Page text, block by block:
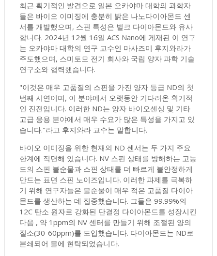
최근 획기적인 발견으로 일본 오카야마 대학의 과학자
들은 바이오 이미징에 충분히 밝은 나노다이아몬드 센
서를 개발했으며, 스핀 특성은 벌크 다이아몬드와 유사
합니다. 2024년 12월 16일 ACS Nano에 게재된 이 연구
는 오카야마 대학의 연구 교수인 마사즈미 후지와라가
주도했으며, 스미토모 전기 회사와 국립 양자 과학 기술
연구소와 협력했습니다.
"이것은 매우 고품질의 스핀을 가진 양자 등급 ND의 첫
번째 시연이며, 이 분야에서 오랫동안 기다려온 획기적
인 진전입니다. 이러한 ND는 양자 바이오센싱 및 기타
고급 응용 분야에서 매우 수요가 많은 특성을 가지고 있
습니다."라고 후지와라 교수는 말합니다.
바이오 이미징을 위한 현재의 ND 센서는 두 가지 주요
한계에 직면해 있습니다. NV 스핀 상태를 방해하는 고농
도의 스핀 불순물과 스핀 상태를 더 빠르게 불안정하게
만드는 표면 스핀 노이즈입니다. 이러한 과제를 극복하
기 위해 연구자들은 불순물이 매우 적은 고품질 다이아
몬드를 생산하는 데 집중했습니다. 그들은 99.99%의
12C 탄소 원자로 강화된 단결정 다이아몬드를 성장시킨
다음 , 약 1ppm의 NV 센터를 만들기 위해 조절된 양의
질소(30-60ppm)를 도입했습니다. 다이아몬드는 ND로
분쇄되어 물에 현탁되었습니다.